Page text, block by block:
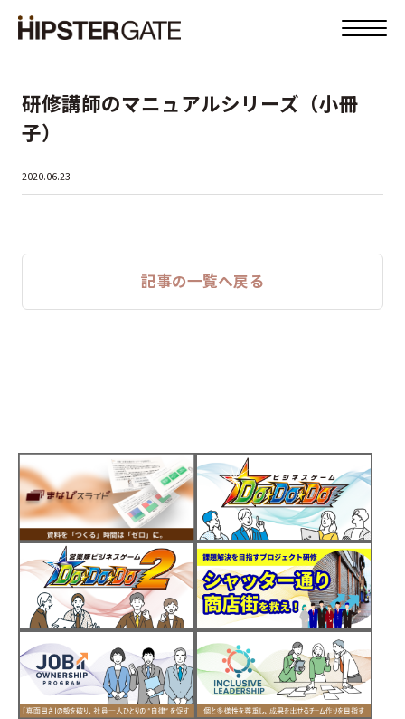
研修講師のマニュアルシリーズ（小冊
子）
2020.06.23
記事の一覧へ戻る